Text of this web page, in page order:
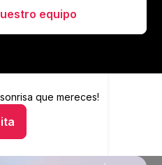
equipo
que mereces!
la sonrisa que mereces
un asesor